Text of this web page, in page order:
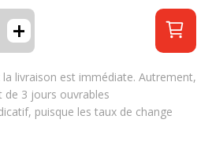
+
livraison est immédiate. Autrement,
de 3 jours ouvrables
puisque les taux de change